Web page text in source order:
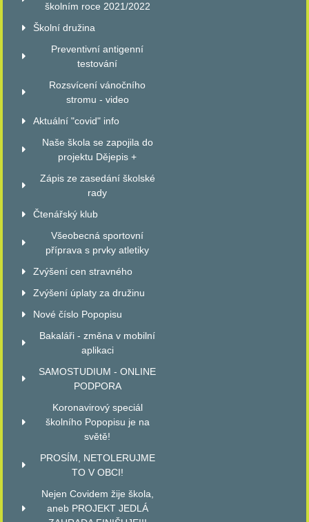
školním roce 2021/2022
Školní družina
Preventivní antigenní
testování
Rozsvícení vánočního
stromu - video
Aktuální "covid" info
Naše škola se zapojila do
projektu Dějepis +
Zápis ze zasedání školské
rady
Čtenářský klub
Všeobecná sportovní
příprava s prvky atletiky
Zvýšení cen stravného
Zvýšení úplaty za družinu
Nové číslo Popopisu
Bakaláři - změna v mobilní
aplikaci
SAMOSTUDIUM - ONLINE
PODPORA
Koronavirový speciál
školního Popopisu je na
světě!
PROSÍM, NETOLERUJME
TO V OBCI!
Nejen Covidem žije škola,
aneb PROJEKT JEDLÁ